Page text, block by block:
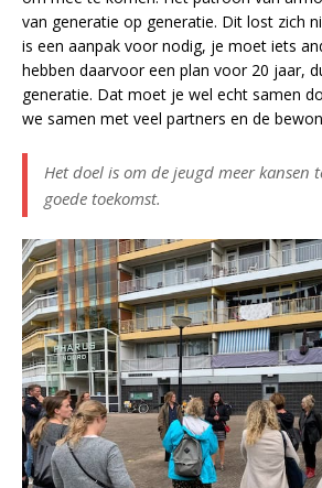
van generatie op generatie. Dit lost zich
is een aanpak voor nodig, je moet iets
hebben daarvoor een plan voor 20 jaar,
generatie. Dat moet je wel echt samen
we samen met veel partners en de
Het doel is om de jeugd meer kansen
goede toekomst.